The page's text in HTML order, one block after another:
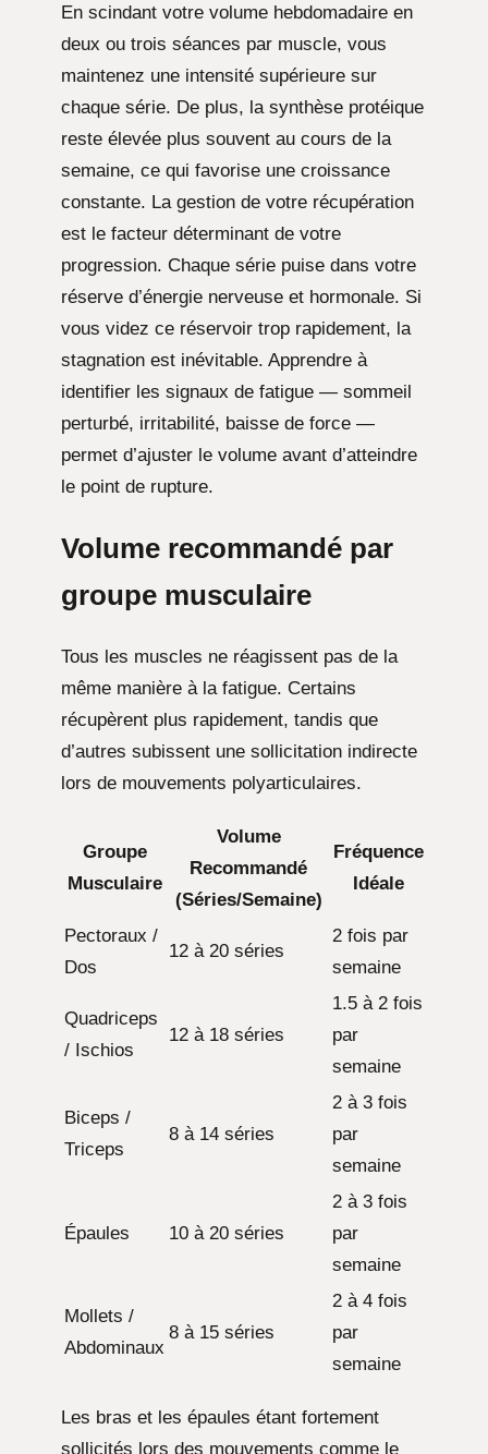
En scindant votre volume hebdomadaire en
deux ou trois séances par muscle, vous
maintenez une intensité supérieure sur
chaque série. De plus, la synthèse protéique
reste élevée plus souvent au cours de la
semaine, ce qui favorise une croissance
constante. La gestion de votre récupération
est le facteur déterminant de votre
progression. Chaque série puise dans votre
réserve d’énergie nerveuse et hormonale. Si
vous videz ce réservoir trop rapidement, la
stagnation est inévitable. Apprendre à
identifier les signaux de fatigue — sommeil
perturbé, irritabilité, baisse de force —
permet d’ajuster le volume avant d’atteindre
le point de rupture.
Volume recommandé par
groupe musculaire
Tous les muscles ne réagissent pas de la
même manière à la fatigue. Certains
récupèrent plus rapidement, tandis que
d’autres subissent une sollicitation indirecte
lors de mouvements polyarticulaires.
Groupe
Musculaire
Volume
Recommandé
(Séries/Semaine)
Fréquence
Idéale
Pectoraux /
Dos
12 à 20 séries
2 fois par
semaine
Quadriceps
/ Ischios
12 à 18 séries
1.5 à 2 fois
par
semaine
Biceps /
Triceps
8 à 14 séries
2 à 3 fois
par
semaine
Épaules 10 à 20 séries
2 à 3 fois
par
semaine
Mollets /
Abdominaux
8 à 15 séries
2 à 4 fois
par
semaine
Les bras et les épaules étant fortement
sollicités lors des mouvements comme le